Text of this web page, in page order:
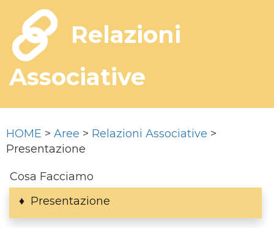
Relazioni
Associative
HOME > Aree > Relazioni Associative >
Presentazione
Cosa Facciamo
Presentazione